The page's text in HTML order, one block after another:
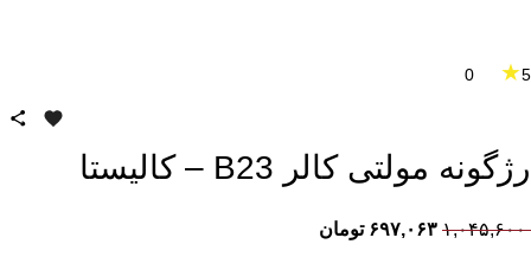
5
★
رژگونه مولتی کالر B23 – کالیستا
۱,۰۴۵,۶۰۰ ۶۹۷,۰۶۳ تومان